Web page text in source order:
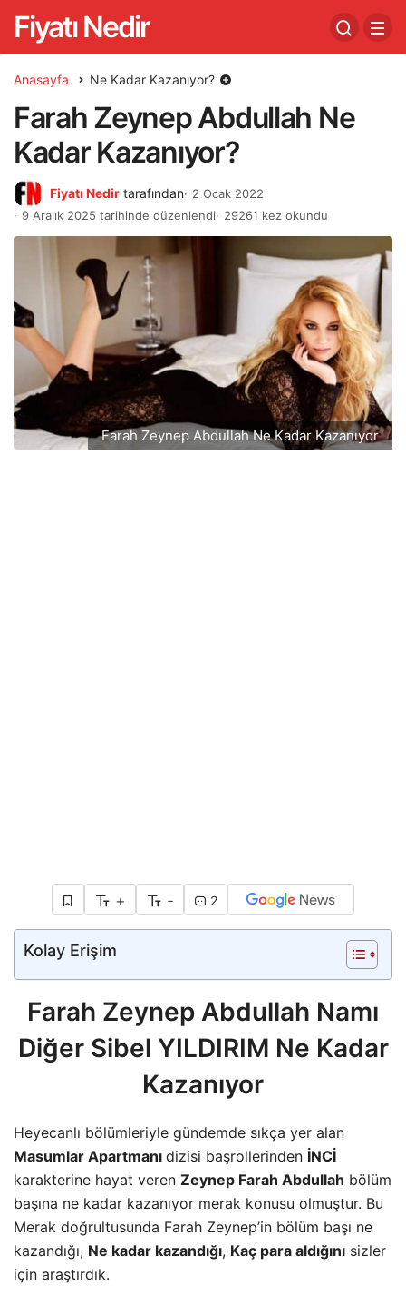
Fiyatı Nedir
Anasayfa Ne Kadar Kazanıyor?
Farah Zeynep Abdullah Ne
Kadar Kazanıyor?
Fiyatı Nedir tarafından
2 Ocak 2022
9 Aralık 2025 tarihinde düzenlendi
29261 kez okundu
Farah Zeynep Abdullah Ne Kadar Kazanıyor
+ - 2
Kolay Erişim
Farah Zeynep Abdullah Namı
Diğer Sibel YILDIRIM Ne Kadar
Kazanıyor
Heyecanlı bölümleriyle gündemde sıkça yer alan
Masumlar Apartmanı dizisi başrollerinden İNCİ
karakterine hayat veren Zeynep Farah Abdullah bölüm
başına ne kadar kazanıyor merak konusu olmuştur. Bu
Merak doğrultusunda Farah Zeynep’in bölüm başı ne
kazandığı, Ne kadar kazandığı, Kaç para aldığını sizler
için araştırdık.